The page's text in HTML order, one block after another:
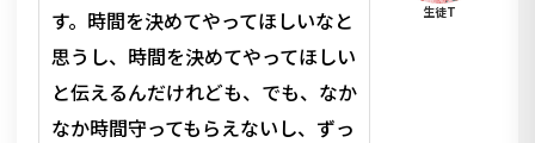
す。時間を決めてやってほしいなと
思うし、時間を決めてやってほしい
と伝えるんだけれども、でも、なか
なか時間守ってもらえないし、ずっ
生徒T